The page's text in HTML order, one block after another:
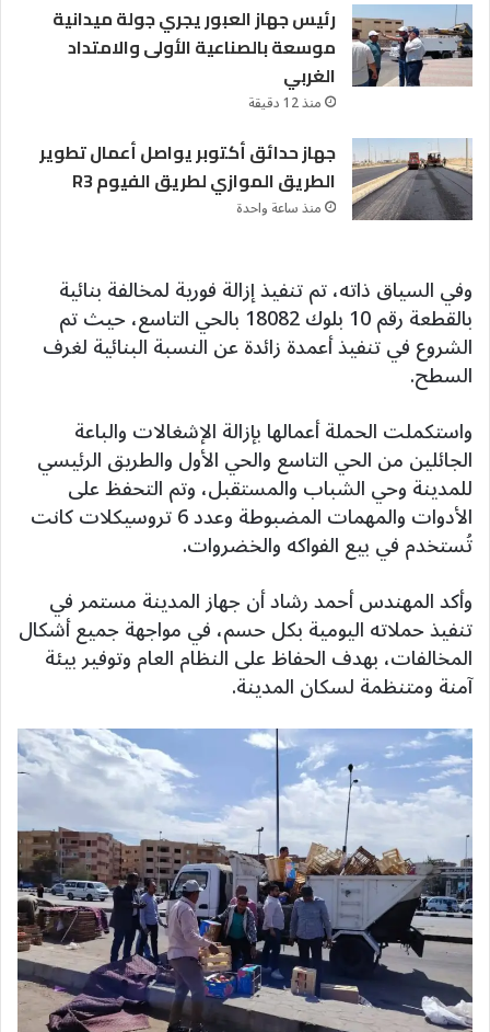
رئيس جهاز العبور يجري جولة ميدانية
موسعة بالصناعية الأولى والامتداد
الغربي
منذ 12 دقيقة
جهاز حدائق أكتوبر يواصل أعمال تطوير
الطريق الموازي لطريق الفيوم R3
منذ ساعة واحدة
وفي السياق ذاته، تم تنفيذ إزالة فورية لمخالفة بنائية
بالقطعة رقم 10 بلوك 18082 بالحي التاسع، حيث تم
الشروع في تنفيذ أعمدة زائدة عن النسبة البنائية لغرف
السطح.
واستكملت الحملة أعمالها بإزالة الإشغالات والباعة
الجائلين من الحي التاسع والحي الأول والطريق الرئيسي
للمدينة وحي الشباب والمستقبل، وتم التحفظ على
الأدوات والمهمات المضبوطة وعدد 6 تروسيكلات كانت
تُستخدم في بيع الفواكه والخضروات.
وأكد المهندس أحمد رشاد أن جهاز المدينة مستمر في
تنفيذ حملاته اليومية بكل حسم، في مواجهة جميع أشكال
المخالفات، بهدف الحفاظ على النظام العام وتوفير بيئة
آمنة ومتنظمة لسكان المدينة.